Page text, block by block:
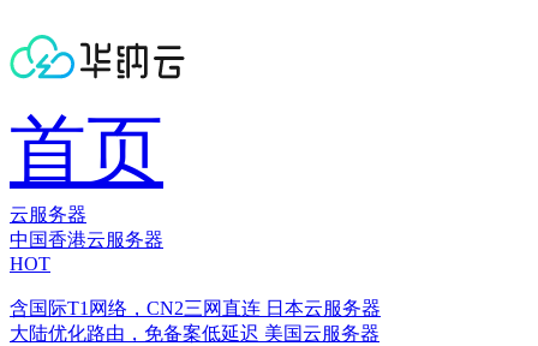
首页
云服务器
中国香港云服务器
HOT
含国际T1网络，CN2三网直连 日本云服务器
大陆优化路由，免备案低延迟 美国云服务器